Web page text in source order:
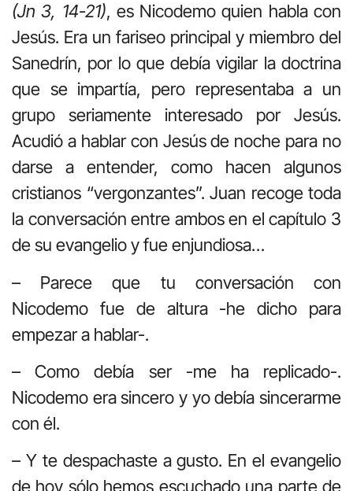
(Jn 3, 14-21), es Nicodemo quien habla con
Jesús. Era un fariseo principal y miembro del
Sanedrín, por lo que debía vigilar la doctrina
que se impartía, pero representaba a un
grupo seriamente interesado por Jesús.
Acudió a hablar con Jesús de noche para no
darse a entender, como hacen algunos
cristianos “vergonzantes”. Juan recoge toda
la conversación entre ambos en el capítulo 3
de su evangelio y fue enjundiosa…
– Parece que tu conversación con
Nicodemo fue de altura -he dicho para
empezar a hablar-.
– Como debía ser -me ha replicado-.
Nicodemo era sincero y yo debía sincerarme
con él.
– Y te despachaste a gusto. En el evangelio
de hoy sólo hemos escuchado una parte de